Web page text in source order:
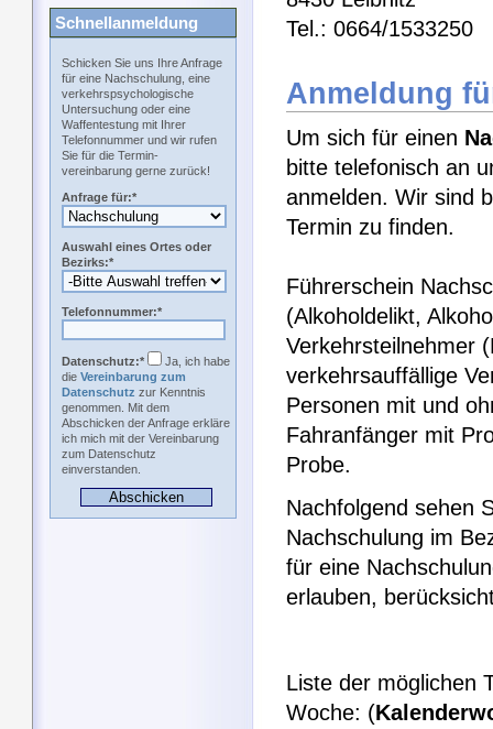
Schnellanmeldung
Schicken Sie uns Ihre Anfrage
für eine Nachschulung, eine
verkehrspsychologische
Untersuchung oder eine
Waffentestung mit Ihrer
Telefonnummer und wir rufen
Sie für die Termin-
vereinbarung gerne zurück!
Anfrage für:*
Auswahl eines Ortes oder
Bezirks:*
Telefonnummer:*
Datenschutz:*
Ja, ich habe
die Vereinbarung zum
Datenschutz zur Kenntnis
genommen. Mit dem
Abschicken der Anfrage erkläre
ich mich mit der Vereinbarung
zum Datenschutz
einverstanden.
Tel.: 0664/1533250
Anmeldung
Um sich für einen
bitte telefonisch an
anmelden. Wir sind
Termin zu finden.
Führerschein
(Alkoholdelikt,
Verkehrsteilnehmer
verkehrsauffällige
Personen mit und
Fahranfänger mit
Probe.
Nachfolgend sehen
Nachschulung im
für eine
erlauben,
Liste der möglichen
Woche: (